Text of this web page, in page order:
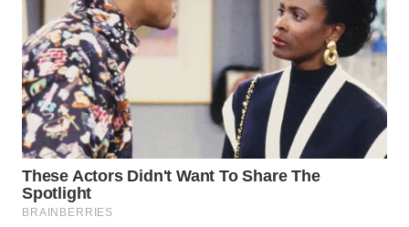
GORONTALO
WN
SULUT
WN
MALUKU
WN
MALUT